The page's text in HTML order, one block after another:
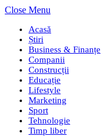
Close Menu
Acasă
Știri
Business & Finanțe
Companii
Construcții
Educație
Lifestyle
Marketing
Sport
Tehnologie
Timp liber